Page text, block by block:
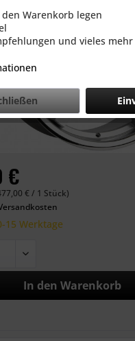
€
€ / 1 Stück)
15 Werktage
In den Warenkorb
Warenkorb legen
und vieles mehr